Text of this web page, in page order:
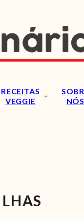
RECEITAS
VEGGIE
NÓS